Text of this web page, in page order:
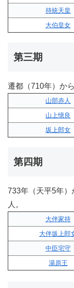
持統天皇
大伯皇女
第三期
遷都（710年）か
山部赤人
山上憶良
坂上郎女
第四期
733年（天平5年
人。
大伴家持
大伴坂上郎
中臣宅守
湯原王